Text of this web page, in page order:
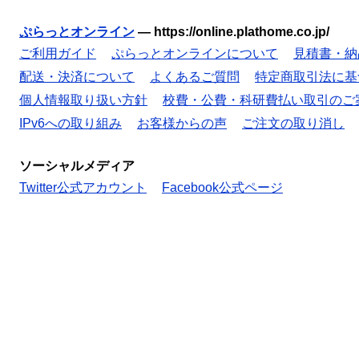
ぷらっとオンライン — https://online.plathome.co.jp/
ご利用ガイド
ぷらっとオンラインについて
見積書・
配送・決済について
よくあるご質問
特定商取引法に
個人情報取り扱い方針
校費・公費・科研費払い取引のご
IPv6への取り組み
お客様からの声 ご注文の取り消し
ソーシャルメディア
Twitter公式アカウント
Facebook公式ページ